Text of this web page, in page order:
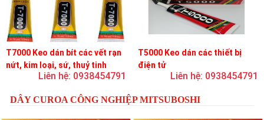
T7000 Keo dán bít các vết rạn
nứt, kim loại, sứ, thuỷ tinh
Liên hệ: 0938454791
T5000 Keo dán các thiết bị
điện tử
Liên hệ: 0938454791
DÂY CUROA CÔNG NGHIỆP MITSUBOSHI